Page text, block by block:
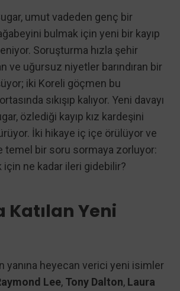
umut vadeden genç bir
bulmak için yeni bir kayıp
Soruşturma hızla şehir
ve uğursuz niyetler barındıran bir
iki Koreli göçmen bu
sıkışıp kalıyor. Yeni davayı
özlediği kayıp kız kardeşini
İki hikaye iç içe örülüyor ve
temel bir soru sormaya zorluyor:
için ne kadar ileri gidebilir?
Katılan Yeni
yanına heyecan verici yeni isimler
Lee, Tony Dalton, Laura